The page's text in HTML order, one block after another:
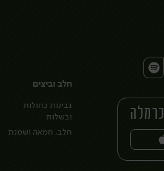
חלב וביצים
גבינות כחולות
ובשלות
חלב, חמאה ושמנת